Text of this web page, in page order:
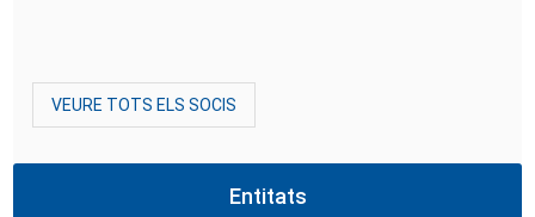
VEURE TOTS ELS SOCIS
Entitats